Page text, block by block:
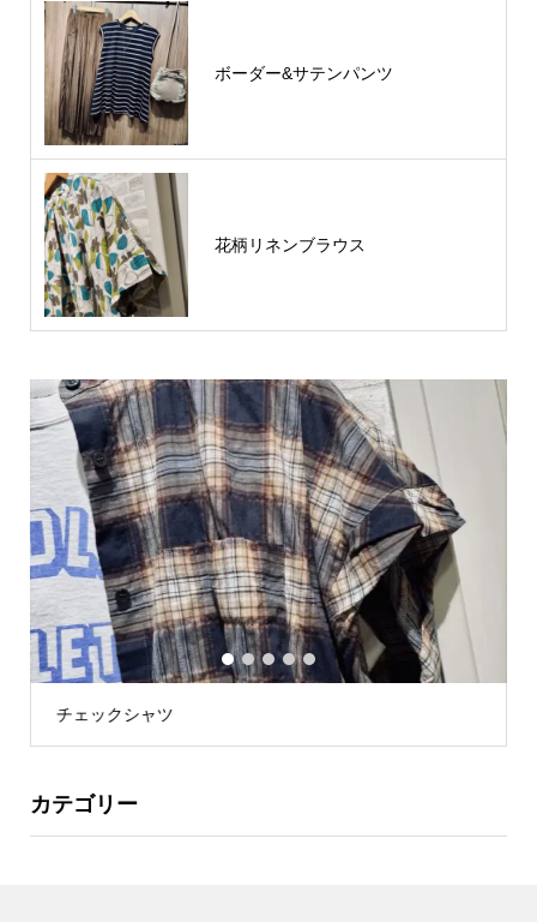
ボーダー&サテンパンツ
花柄リネンブラウス
チェックシャツ
1 2 3 4 5
カテゴリー